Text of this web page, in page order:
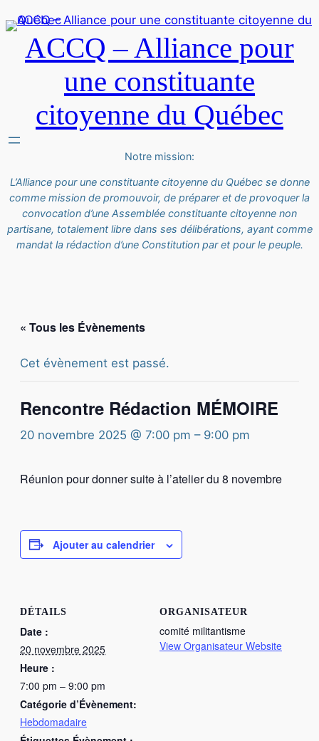
ACCQ – Alliance pour
une constituante
citoyenne du Québec
Notre mission:
L’Alliance pour une constituante citoyenne du Québec se donne
comme mission de promouvoir, de préparer et de provoquer la
convocation d’une Assemblée constituante citoyenne non
partisane, totalement libre dans ses délibérations, ayant comme
mandat la rédaction d’une Constitution par et pour le peuple.
« Tous les Évènements
Cet évènement est passé.
Rencontre Rédaction MÉMOIRE
20 novembre 2025 @ 7:00 pm – 9:00 pm
Réunion pour donner suite à l’atelier du 8 novembre
Ajouter au calendrier
DÉTAILS
Date :
20 novembre 2025
Heure :
7:00 pm – 9:00 pm
Catégorie d’Évènement:
Hebdomadaire
ORGANISATEUR
comité militantisme
View Organisateur Website